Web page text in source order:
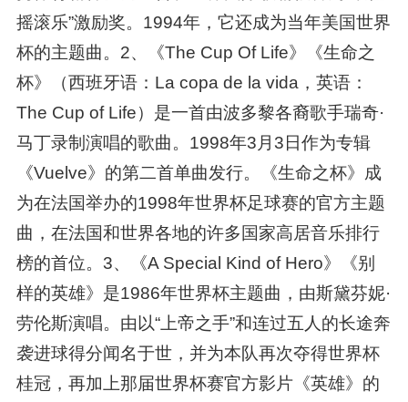
摇滚乐”激励奖。1994年，它还成为当年美国世界
杯的主题曲。2、《The Cup Of Life》《生命之
杯》（西班牙语：La copa de la vida，英语：
The Cup of Life）是一首由波多黎各裔歌手瑞奇·
马丁录制演唱的歌曲。1998年3月3日作为专辑
《Vuelve》的第二首单曲发行。《生命之杯》成
为在法国举办的1998年世界杯足球赛的官方主题
曲，在法国和世界各地的许多国家高居音乐排行
榜的首位。3、《A Special Kind of Hero》《别
样的英雄》是1986年世界杯主题曲，由斯黛芬妮·
劳伦斯演唱。由以“上帝之手”和连过五人的长途奔
袭进球得分闻名于世，并为本队再次夺得世界杯
桂冠，再加上那届世界杯赛官方影片《英雄》的